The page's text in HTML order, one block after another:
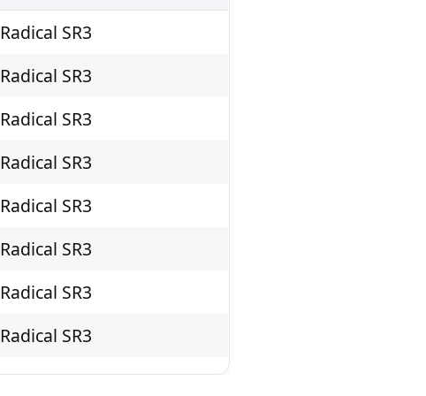
Radical SR3
Radical SR3
Radical SR3
Radical SR3
Radical SR3
Radical SR3
Radical SR3
Radical SR3